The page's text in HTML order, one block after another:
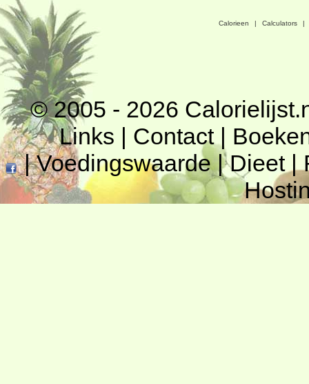
Calorieen | Calculators |
© 2005 - 2026
Links | Contact|
|Voedingswaarde|Dieet|